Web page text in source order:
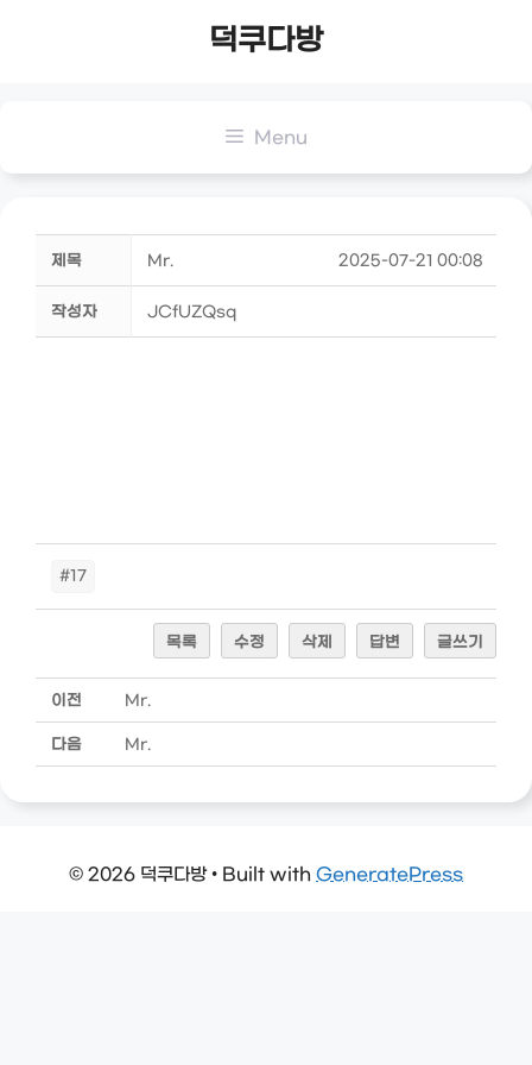
덕쿠다방
Menu
제목 Mr. 2025-07-21 00:08
작성자 JCfUZQsq
#17
목록 수정 삭제 답변 글쓰기
이전 Mr.
다음 Mr.
© 2026 덕쿠다방• Built with GeneratePress